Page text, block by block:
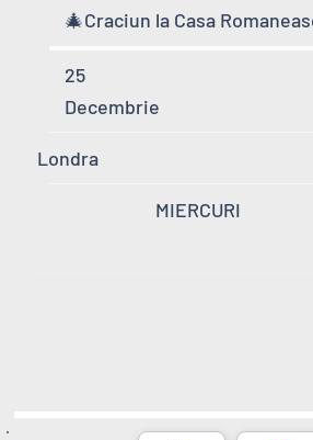
🎄Craciun la Casa
25
Decembrie
Londra
MIERCURI